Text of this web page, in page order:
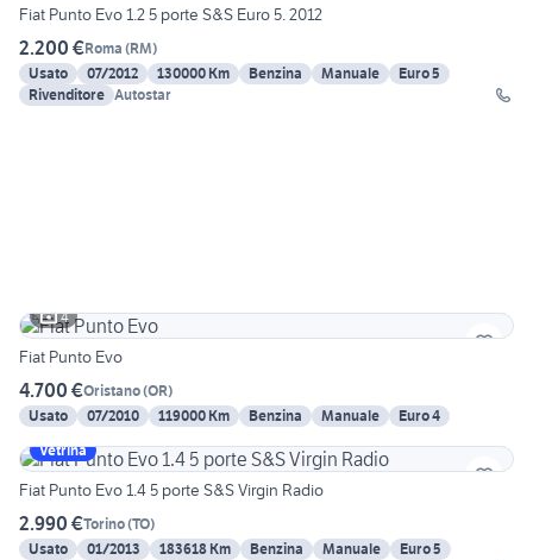
Fiat Punto Evo 1.2 5 porte S&S Euro 5. 2012
2.200 €Roma (RM)
Usato
07/2012 130000 Km Benzina Manuale
Euro 5
Rivenditore Autostar
4
Fiat Punto Evo
4.700 €Oristano(OR)
Usato
07/2010 119000 Km Benzina Manuale
Euro 4
Vetrina
Fiat Punto Evo 1.4 5 porte S&S Virgin Radio
2.990 €Torino(TO)
Usato
01/2013 183618 Km Benzina Manuale
Euro 5